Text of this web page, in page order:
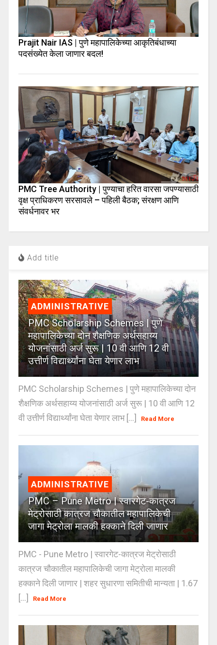
Prajit Nair IAS | पुणे महापालिकेच्या आकृतिबंधाच्या
पदसंख्येत केला जाणार बदल!
PMC Tree Authority | पुण्याचा हरित वारसा जपण्यासाठी
वृक्ष प्राधिकरण सरसावले – पहिली बैठक; संरक्षण आणि
संवर्धनावर भर
Add title
ADMINISTRATIVE
PMC Scholarship Schemes | पुणे
महापालिकेच्या दोन शैक्षणिक अर्थसहाय्य
योजनांसाठी अर्ज सुरू | 10 वी आणि 12 वी
उत्तीर्ण विद्यार्थ्यांना घेता येणार लाभ
PMC Scholarship Schemes | पुणे महापालिकेच्या दोन
शैक्षणिक अर्थसहाय्य योजनांसाठी अर्ज सुरू | 10 वी आणि 12
वी उत्तीर्ण विद्यार्थ्यांना घेता येणार लाभ [...]
Read More
ADMINISTRATIVE
PMC – Pune Metro | स्वारगेट-कात्रज
मेट्रोसाठी कात्रज चौकातील महापालिकेची
जागा मेट्रोला मालकी हक्काने दिली जाणार
PMC - Pune Metro | स्वारगेट-कात्रज मेट्रोसाठी
कात्रज चौकातील महापालिकेची जागा मेट्रोला मालकी
हक्काने दिली जाणार | शहर सुधारणा समितीची मान्यता | 1.67
[...]
Read More